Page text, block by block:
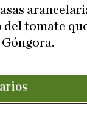
tomate